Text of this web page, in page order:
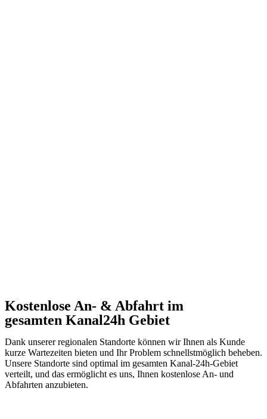
Kostenlose An- & Abfahrt im
gesamten Kanal24h Gebiet
Dank unserer regionalen Standorte können wir Ihnen als Kunde
kurze Wartezeiten bieten und Ihr Problem schnellstmöglich beheben.
Unsere Standorte sind optimal im gesamten Kanal-24h-Gebiet
verteilt, und das ermöglicht es uns, Ihnen kostenlose An- und
Abfahrten anzubieten.